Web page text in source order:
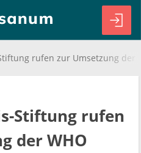
Stiftung rufen
der WHO